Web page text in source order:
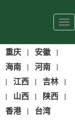
重庆 | 安徽 |
海南 | 河南 |
| 江西 | 吉林 |
| 山西 | 陕西 |
香港 |
台湾